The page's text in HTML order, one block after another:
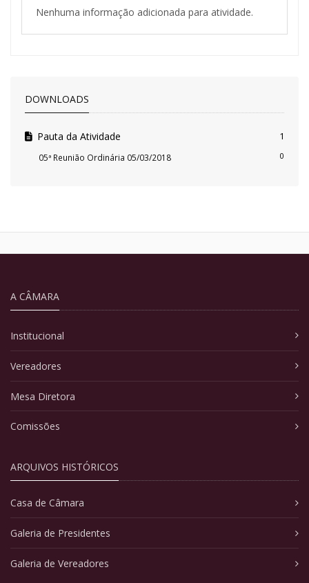
Nenhuma informação adicionada para atividade.
DOWNLOADS
Pauta da Atividade 1
05ª Reunião Ordinária 05/03/2018 0
A CÂMARA
Institucional
Vereadores
Mesa Diretora
Comissões
ARQUIVOS HISTÓRICOS
Casa de Câmara
Galeria de Presidentes
Galeria de Vereadores